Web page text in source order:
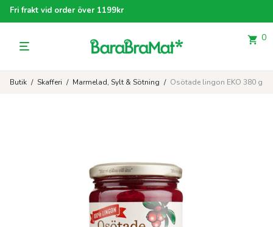
Fri frakt vid order över 1199kr
0
Butik / Skafferi / Marmelad, Sylt & Sötning / Osötade lingon EKO 380 g